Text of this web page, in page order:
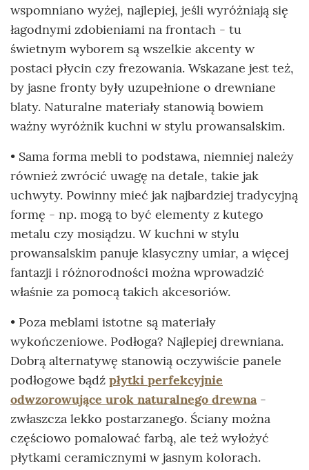
wspomniano wyżej, najlepiej, jeśli wyróżniają się
łagodnymi zdobieniami na frontach - tu
świetnym wyborem są wszelkie akcenty w
postaci płycin czy frezowania. Wskazane jest też,
by jasne fronty były uzupełnione o drewniane
blaty. Naturalne materiały stanowią bowiem
ważny wyróżnik kuchni w stylu prowansalskim.
• Sama forma mebli to podstawa, niemniej należy
również zwrócić uwagę na detale, takie jak
uchwyty. Powinny mieć jak najbardziej tradycyjną
formę - np. mogą to być elementy z kutego
metalu czy mosiądzu. W kuchni w stylu
prowansalskim panuje klasyczny umiar, a więcej
fantazji i różnorodności można wprowadzić
właśnie za pomocą takich akcesoriów.
• Poza meblami istotne są materiały
wykończeniowe. Podłoga? Najlepiej drewniana.
Dobrą alternatywę stanowią oczywiście panele
podłogowe bądź płytki perfekcyjnie
odwzorowujące urok naturalnego drewna-
zwłaszcza lekko postarzanego. Ściany można
częściowo pomalować farbą, ale też wyłożyć
płytkami ceramicznymi w jasnym kolorach.